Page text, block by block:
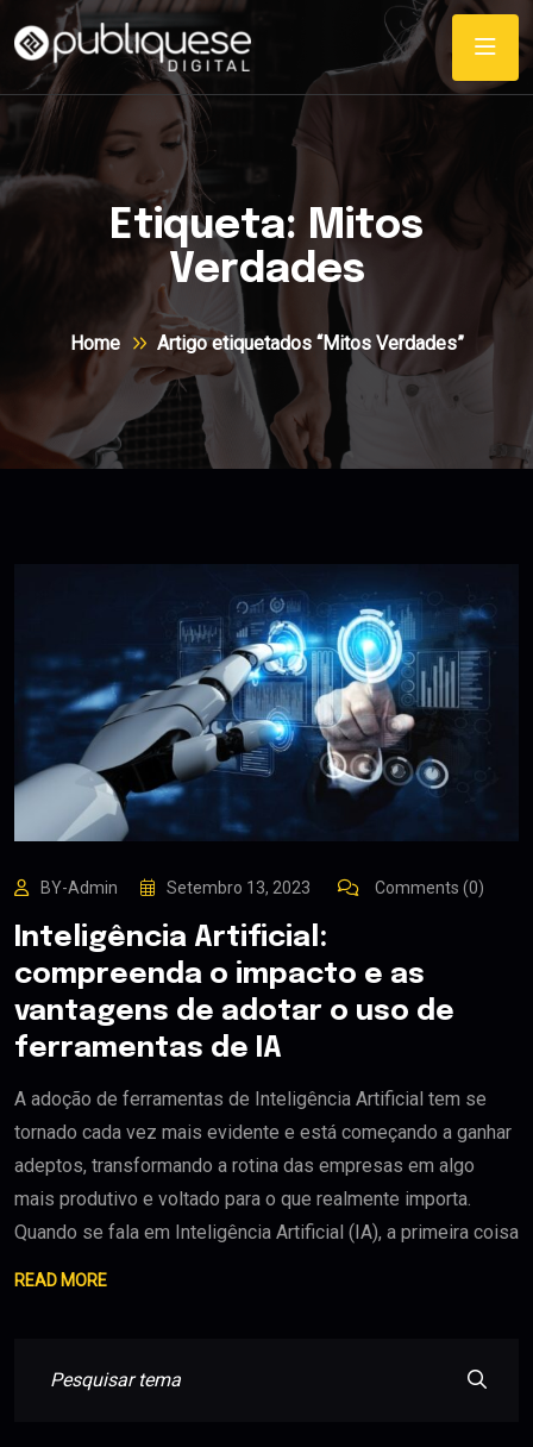
Etiqueta: Mitos
Verdades
Home Artigo etiquetados “Mitos Verdades”
BY-Admin Setembro 13, 2023 Comments (0)
Inteligência Artificial:
compreenda o impacto e as
vantagens de adotar o uso de
ferramentas de IA
A adoção de ferramentas de Inteligência Artificial tem se
tornado cada vez mais evidente e está começando a ganhar
adeptos, transformando a rotina das empresas em algo
mais produtivo e voltado para o que realmente importa.
Quando se fala em Inteligência Artificial (IA), a primeira coisa
READ MORE